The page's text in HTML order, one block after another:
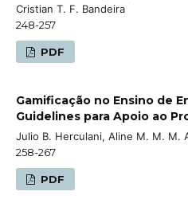
Cristian T. F. Bandeira
248-257
PDF
Gamificação no Ensino de
Guidelines para Apoio ao
Julio B. Herculani, Aline M. M. M.
258-267
PDF